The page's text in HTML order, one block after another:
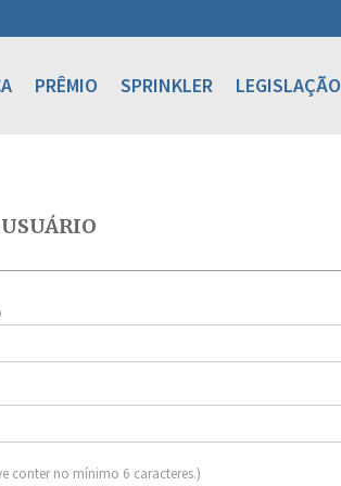
PRÊMIO SPRINKLER LEGISLAÇÃO
conter no mínimo 6 caracteres.)